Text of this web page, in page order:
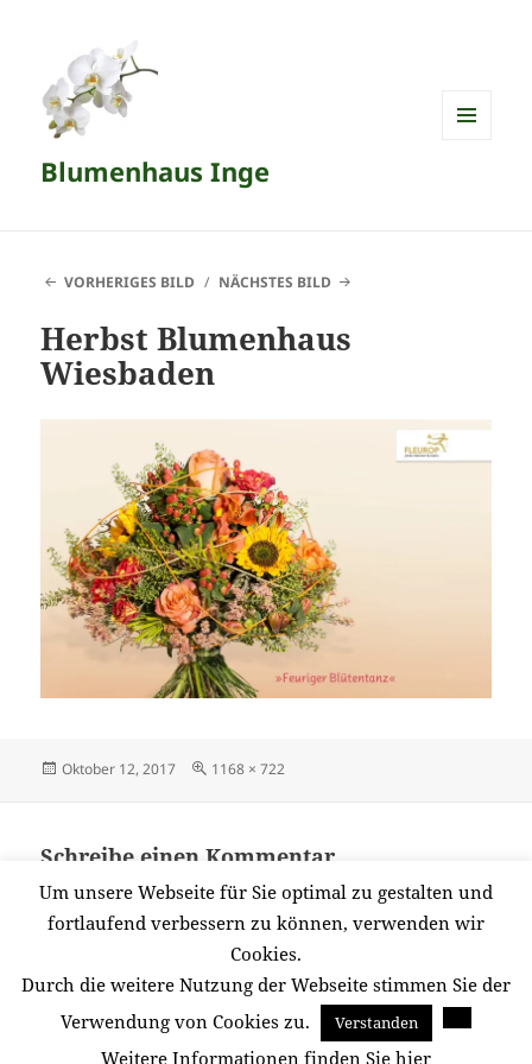
Blumenhaus Inge
VORHERIGES BILD NÄCHSTES BILD
Herbst Blumenhaus
Wiesbaden
Veröffentlicht
Oktober 12, 2017 Originalgröße
1168 × 722
Schreibe einen Kommentar
Du musstangemeldetsein, um einen Kommentar
abzugeben.
Beitragsnavigation
VERÖFFENTLICHT IN
Herbst Blumenhaus Wiesbaden
Um unsere Webseite für Sie optimal zu gestalten und
fortlaufend verbessern zu können, verwenden wir
Cookies.
Durch die weitere Nutzung der Webseite stimmen Sie der
Verwendung von Cookies zu.
Verstanden
Weitere Informationen finden Sie hier